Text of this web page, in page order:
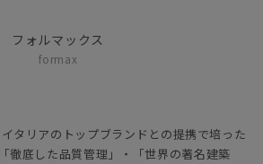
フォルマックス
formax
タリアのトップブランドとの提携で培った
徹底した品質管理」・「世界の著名建築